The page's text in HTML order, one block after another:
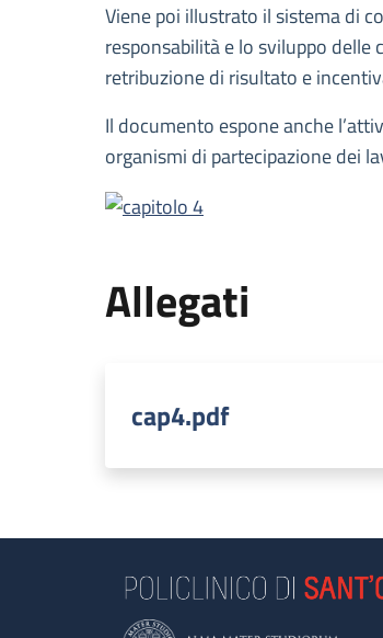
Viene poi illustrato il sistema di
responsabilità e lo sviluppo delle
retribuzione di risultato e
Il documento espone anche
organismi di partecipazione dei
Allegati
cap4.pdf